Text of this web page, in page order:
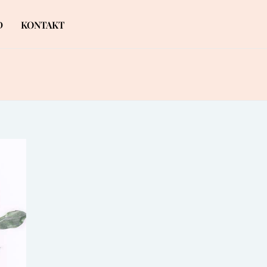
KONTAKT